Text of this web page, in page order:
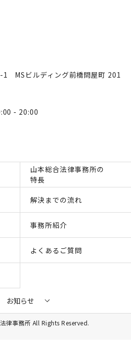
MSビルディング前橋問屋町 201
- 20:00
山本総合法律事務所の
特長
解決までの流れ
事務所紹介
よくあるご質問
お知らせ
律事務所 All Rights Reserved.